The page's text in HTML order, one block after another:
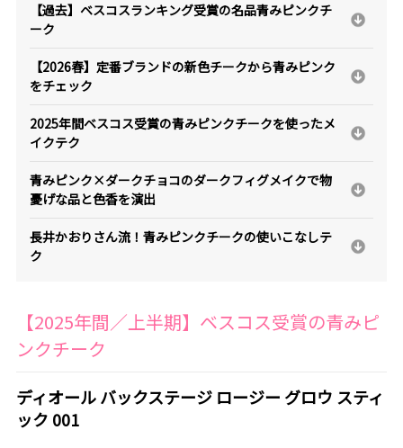
【過去】ベスコスランキング受賞の名品青みピンクチ
ーク
【2026春】定番ブランドの新色チークから青みピンク
をチェック
2025年間ベスコス受賞の青みピンクチークを使ったメ
イクテク
青みピンク×ダークチョコのダークフィグメイクで物
憂げな品と色香を演出
長井かおりさん流！青みピンクチークの使いこなしテ
ク
【2025年間／上半期】ベスコス受賞の青みピ
ンクチーク
ディオール バックステージ ロージー グロウ スティ
ック 001